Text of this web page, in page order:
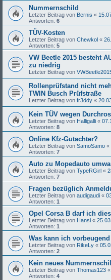
Nummernschild
Letzter Beitrag von Bernis «
Antworten: 6
TÜV-Kosten
Letzter Beitrag von Chewkol «
Antworten: 5
VW Beetle 2015 besteht
zu niedrig
Letzter Beitrag von
Rollenprüfstand nicht
TWIN Busch Prüfstraße
Letzter Beitrag von fr3ddy «
Kein TÜV wegen
Letzter Beitrag von Halligalli «
Antworten: 8
Online Kfz-Gutachter?
Letzter Beitrag von SamoSamo «
Antworten: 7
Auto zu Mopedauto
Letzter Beitrag von TypeRGirl «
Antworten: 7
Fragen bezüglich
Letzter Beitrag von audigaudi «
Antworten: 1
Opel Corsa B darf ich
Letzter Beitrag von Hansi «
Antworten: 1
Was kann ich
Letzter Beitrag von RikeLy «
Antworten: 2
Kein neues
Letzter Beitrag von Thomas123 «
Antworten: 4